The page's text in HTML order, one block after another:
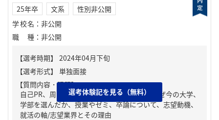
25年卒 文系
性別非公開
学校名 ： 非公開
職種 ： 非公開
【質問内容・課題】
自己PR、周りからどんな人といわれる？、なぜ今の大学、
学部を選んだか、授業やゼミ、卒論について、志望動機、
就活の軸/志望業界とその理由
選考体験記を見る（無料）